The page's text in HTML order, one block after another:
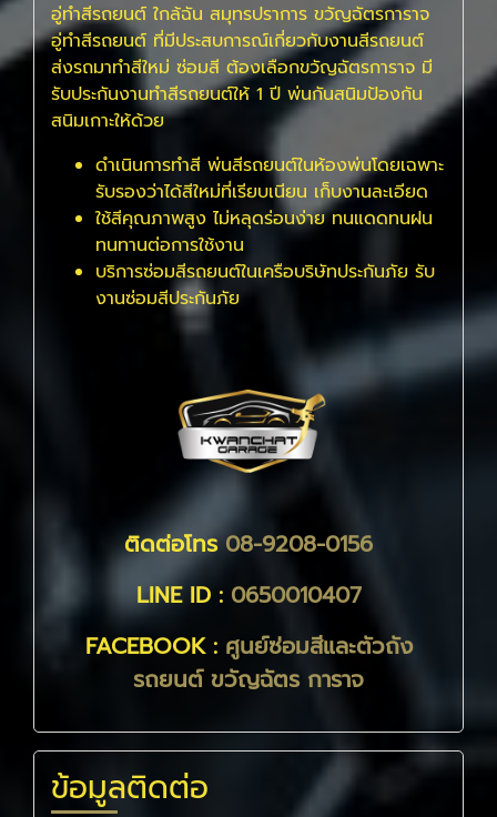
อู่ทําสีรถยนต์ ใกล้ฉัน สมุทรปราการ ขวัญฉัตรการาจ
อู่ทำสีรถยนต์ ที่มีประสบการณ์เกี่ยวกับงานสีรถยนต์
ส่งรถมาทำสีใหม่ ซ่อมสี ต้องเลือกขวัญฉัตรการาจ มี
รับประกันงานทำสีรถยนต์ให้ 1 ปี พ่นกันสนิมป้องกัน
สนิมเกาะให้ด้วย
ดำเนินการทำสี พ่นสีรถยนต์ในห้องพ่นโดยเฉพาะ
รับรองว่าได้สีใหม่ที่เรียบเนียน เก็บงานละเอียด
ใช้สีคุณภาพสูง ไม่หลุดร่อนง่าย ทนแดดทนฝน
ทนทานต่อการใช้งาน
บริการซ่อมสีรถยนต์ในเครือบริษัทประกันภัย รับ
งานซ่อมสีประกันภัย
ติดต่อโทร08-9208-0156
LINE ID : 0650010407
FACEBOOK : ศูนย์ซ่อมสีและตัวถัง
รถยนต์ ขวัญฉัตร การาจ
ข้อมูลติดต่อ